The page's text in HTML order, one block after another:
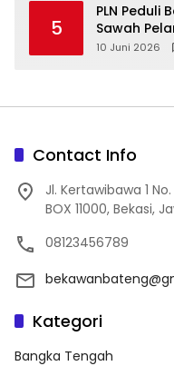
5
‎PLN Peduli
Sawah
10 Juni 2026
Contact Info
Jl. Kertawibawa 1
BOX 11000, Bekasi,
08123456789
Kategori
Bangka Tengah